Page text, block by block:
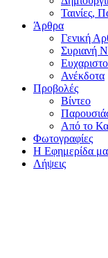
Ταινίες,
Άρθρα
Γενική
Συριανή
Ανέκδοτα
Προβολές
Βίντεο
Από το
Φωτογραφίες
Η Εφημερίδα
Λήψεις